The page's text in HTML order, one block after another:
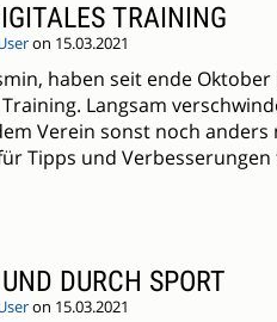
TRAINING
on 15.03.2021
haben seit ende
Langsam
Verein sonst noch
Tipps und
DURCH SPORT
on 15.03.2021